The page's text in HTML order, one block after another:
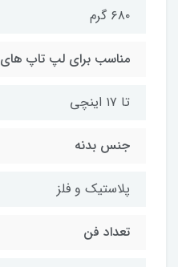
۶۸۰ گرم
مناسب برای لپ تاپ های
تا ۱۷ اینچی
جنس بدنه
پلاستیک و فلز
تعداد فن